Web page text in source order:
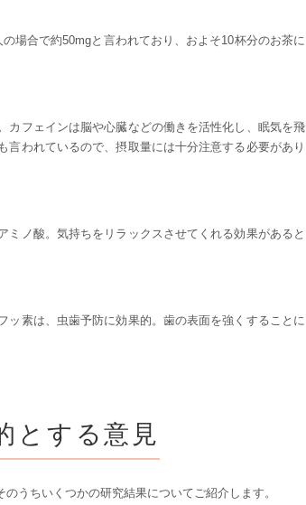
場合で約50mgと言われており、およそ10杯分のお茶に
カフェインは脳や心臓などの働きを活性化し、眠気を飛
われているので、摂取量には十分注意する必要があり
ノ酸。気持ちをリラックスさせてくれる効果があると
素は、虫歯予防に効果的。歯の表面を強くすることに
とする意見
うちいくつかの研究結果についてご紹介します。